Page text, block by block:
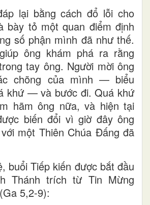
lại bằng cách đổ lỗi cho
bày tỏ một quan điểm định
số phận mình đã như thế.
ông khám phá ra rằng
tay ông. Người mời ông
chõng của mình — biểu
khứ — và bước đi. Quá khứ
hãm ông nữa, và hiện tại
biến đổi vì giờ đây ông
một Thiên Chúa Đấng đã
buổi Tiếp kiến được bắt đầu
Thánh trích từ Tin Mừng
5,2-9):